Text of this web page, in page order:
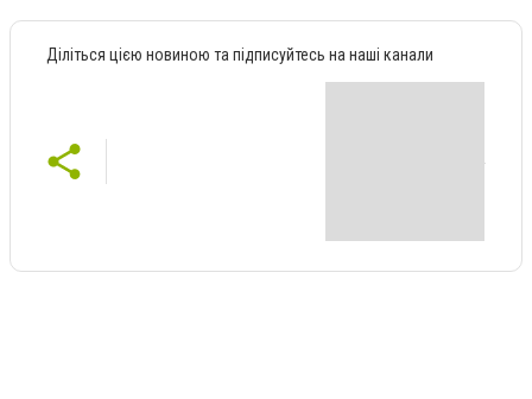
Діліться цією новиною та підписуйтесь на наші канали